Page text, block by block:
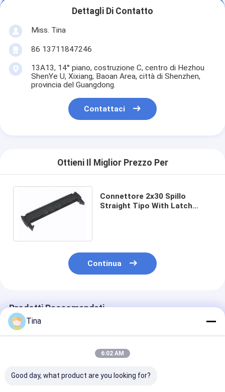
Dettagli Di Contatto
Miss. Tina
86 13711847246
13A13, 14° piano, costruzione C, centro di Hezhou
ShenYe U, Xixiang, Baoan Area, città di Shenzhen,
provincia del Guangdong.
Contattaci
Ottieni Il Miglior Prezzo Per
Connettore 2x30 Spillo
Straight Tipo With Latch
Continua
Prodotti Raccomandati
Tina
6:02 AM
Good day, what product are you looking for?